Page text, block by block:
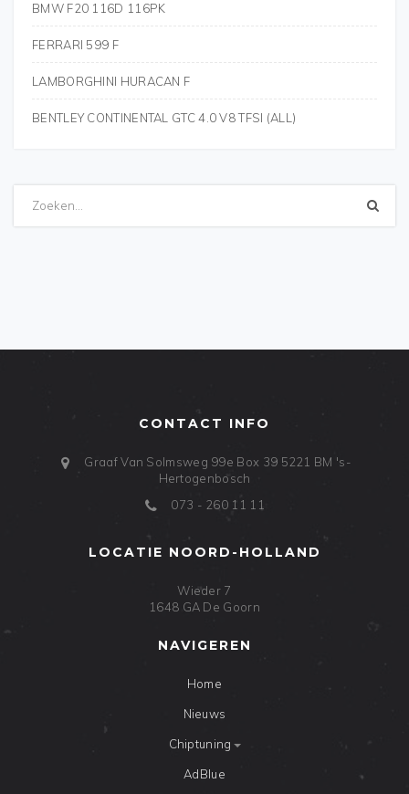
BMW F20 116D 116PK
FERRARI 599 F
LAMBORGHINI HURACAN F
BENTLEY CONTINENTAL GTC 4.0 V8 TFSI (ALL)
CONTACT INFO
Graaf Van Solmsweg 99e Box 39 5221 BM 's-
Hertogenbosch
073 - 260 11 11
LOCATIE NOORD-HOLLAND
Wieder 7
1648 GA De Goorn
NAVIGEREN
Home
Nieuws
Chiptuning
AdBlue